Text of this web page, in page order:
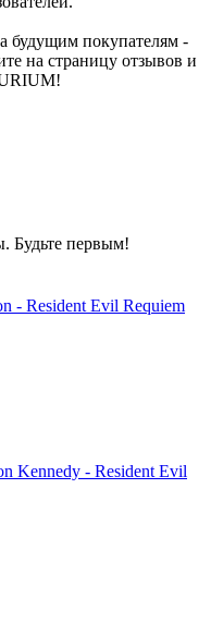
будущим покупателям -
на страницу отзывов и
Будьте первым!